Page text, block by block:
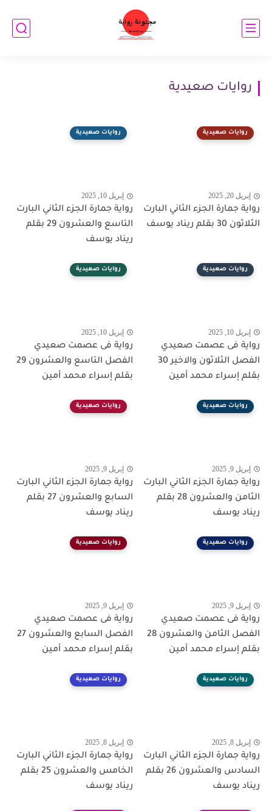
روايات صعيدية
روايات صعيدية
إبريل 20, 2025
رواية جمارة الجزء الثاني البارت
الثلاثون 30 بقلم ريناد يوسف
روايات صعيدية
إبريل 10, 2025
رواية جمارة الجزء الثاني البارت
التاسع والعشرون 29 بقلم
ريناد يوسف
روايات صعيدية
إبريل 10, 2025
رواية فى عصمت صعيدي
الفصل الثلاثون والاخير 30
بقلم إسراء محمد أمين
روايات صعيدية
إبريل 10, 2025
رواية فى عصمت صعيدي
الفصل التاسع والعشرون 29
بقلم إسراء محمد أمين
روايات صعيدية
إبريل 9, 2025
رواية جمارة الجزء الثاني البارت
الثامن والعشرون 28 بقلم
ريناد يوسف
روايات صعيدية
إبريل 9, 2025
رواية جمارة الجزء الثاني البارت
السابع والعشرون 27 بقلم
ريناد يوسف
روايات صعيدية
إبريل 9, 2025
رواية فى عصمت صعيدي
الفصل الثامن والعشرون 28
بقلم إسراء محمد أمين
روايات صعيدية
إبريل 9, 2025
رواية فى عصمت صعيدي
الفصل السابع والعشرون 27
بقلم إسراء محمد أمين
روايات صعيدية
إبريل 8, 2025
رواية جمارة الجزء الثاني البارت
السادس والعشرون 26 بقلم
ريناد يوسف
روايات صعيدية
إبريل 8, 2025
رواية جمارة الجزء الثاني البارت
الخامس والعشرون 25 بقلم
ريناد يوسف